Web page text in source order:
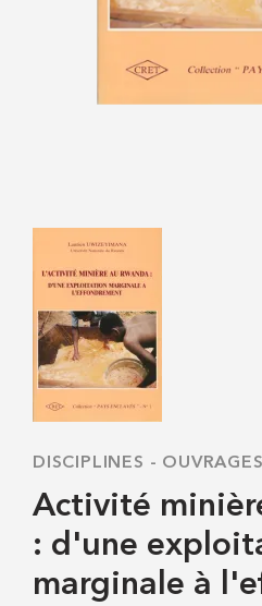
DISCIPLINES - OUVRAGES
Activité
: d'une
marginale à